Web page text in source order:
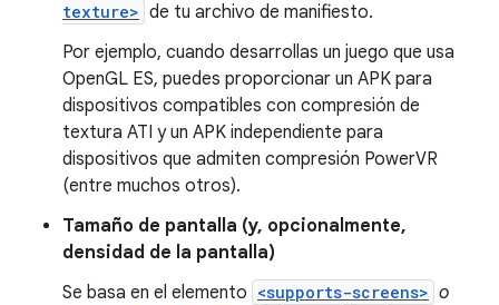
texture> de tu archivo de manifiesto.
Por ejemplo, cuando desarrollas un juego que usa
OpenGL ES, puedes proporcionar un APK para
dispositivos compatibles con compresión de
textura ATI y un APK independiente para
dispositivos que admiten compresión PowerVR
(entre muchos otros).
Tamaño de pantalla (y, opcionalmente,
densidad de la pantalla)
Se basa en el elemento <supports-screens> o